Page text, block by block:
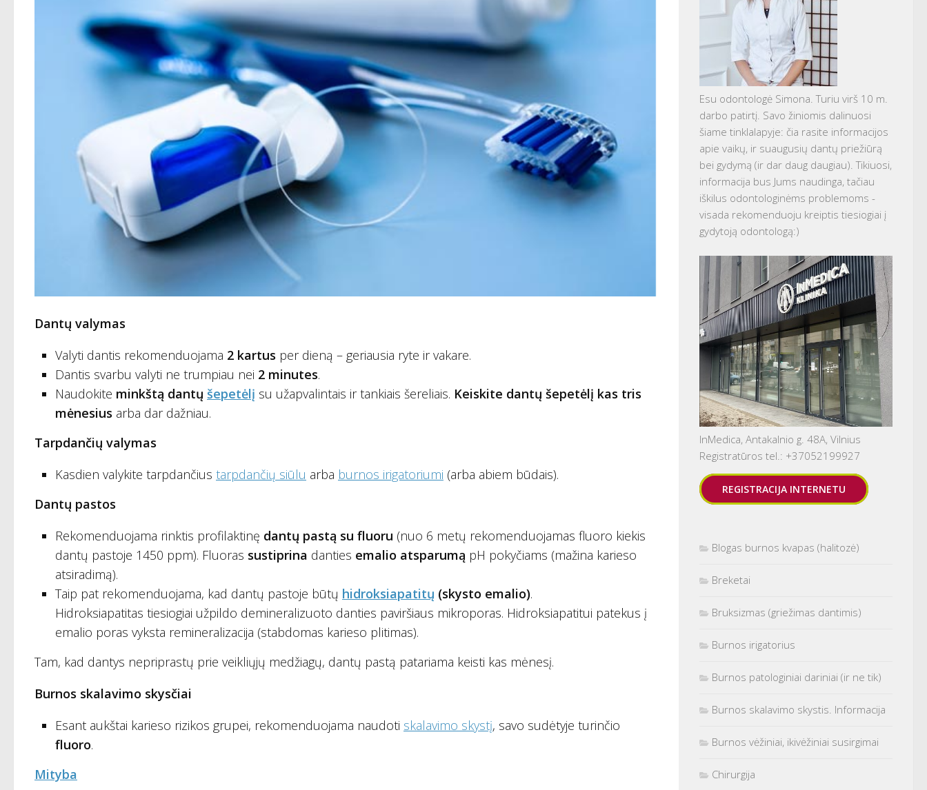
Dantų valymas
Valyti dantis rekomenduojama 2 kartus per dieną – geriausia ryte ir vakare.
Dantis svarbu valyti ne trumpiau nei 2 minutes.
Naudokite minkštą dantų šepetėlį su užapvalintais ir tankiais šereliais. Keiskite dantų šepetėlį kas tris
mėnesius arba dar dažniau.
Tarpdančių valymas
Kasdien valykite tarpdančius tarpdančių siūlu arba burnos irigatoriumi (arba abiem būdais).
Dantų pastos
Rekomenduojama rinktis profilaktinę dantų pastą su fluoru (nuo 6 metų rekomenduojamas fluoro kiekis
dantų pastoje 1450 ppm). Fluoras sustiprina danties emalio atsparumą pH pokyčiams (mažina karieso
atsiradimą).
Taip pat rekomenduojama, kad dantų pastoje būtų hidroksiapatitų (skysto emalio).
Hidroksiapatitas tiesiogiai užpildo demineralizuoto danties paviršiaus mikroporas. Hidroksiapatitui patekus į
emalio poras vyksta remineralizacija (stabdomas karieso plitimas).
Tam, kad dantys nepriprastų prie veikliųjų medžiagų, dantų pastą patariama keisti kas mėnesį.
Burnos skalavimo skysčiai
Esant aukštai karieso rizikos grupei, rekomenduojama naudoti skalavimo skystį, savo sudėtyje turinčio
fluoro.
Mityba
Esu odontologė Simona. Turiu virš 10 m.
darbo patirtį. Savo žiniomis dalinuosi
šiame tinklalapyje: čia rasite informacijos
apie vaikų, ir suaugusių dantų priežiūrą
bei gydymą (ir dar daug daugiau). Tikiuosi,
informacija bus Jums naudinga, tačiau
iškilus odontologinėms problemoms -
visada rekomenduoju kreiptis tiesiogiai į
gydytoją odontologą:)
InMedica, Antakalnio g. 48A, Vilnius
Registratūros tel.: +37052199927
REGISTRACIJA INTERNETU
Blogas burnos kvapas (halitozė)
Breketai
Bruksizmas (griežimas dantimis)
Burnos irigatorius
Burnos patologiniai dariniai (ir ne tik)
Burnos skalavimo skystis. Informacija
Burnos vėžiniai, ikivėžiniai susirgimai
Chirurgija